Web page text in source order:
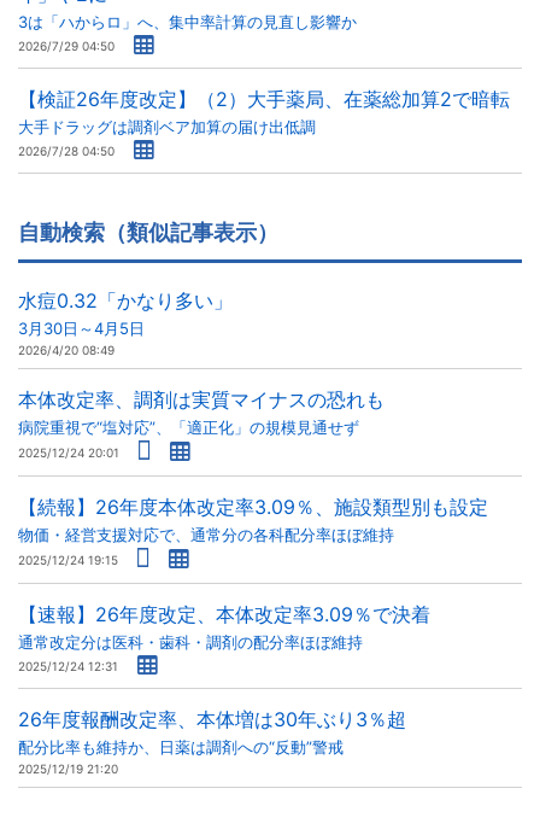
3は「ハからロ」へ、集中率計算の見直し影響か
2026/7/29 04:50
【検証26年度改定】（2）大手薬局、在薬総加算2で暗転
大手ドラッグは調剤ベア加算の届け出低調
2026/7/28 04:50
自動検索（類似記事表示）
水痘0.32「かなり多い」
3月30日～4月5日
2026/4/20 08:49
本体改定率、調剤は実質マイナスの恐れも
病院重視で“塩対応”、「適正化」の規模見通せず
2025/12/24 20:01
【続報】26年度本体改定率3.09％、施設類型別も設定
物価・経営支援対応で、通常分の各科配分率ほぼ維持
2025/12/24 19:15
【速報】26年度改定、本体改定率3.09％で決着
通常改定分は医科・歯科・調剤の配分率ほぼ維持
2025/12/24 12:31
26年度報酬改定率、本体増は30年ぶり3％超
配分比率も維持か、日薬は調剤への“反動”警戒
2025/12/19 21:20